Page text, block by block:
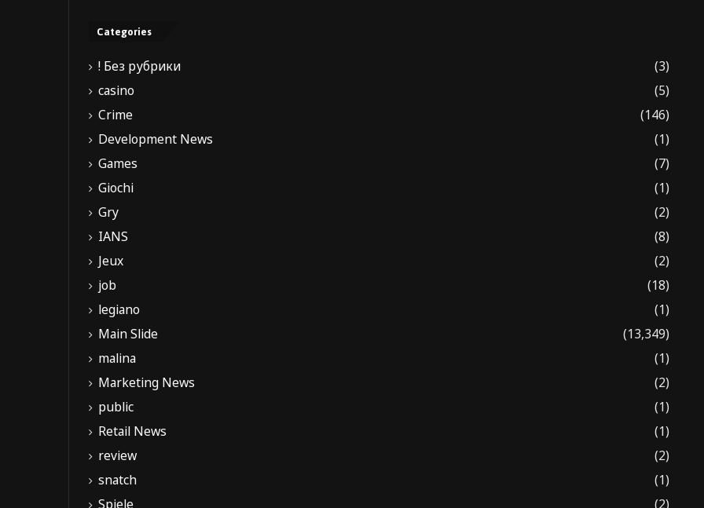
Categories
! Без рубрики
(3)
casino
(5)
Crime
(146)
Development News
(1)
Games
(7)
Giochi
(1)
Gry
(2)
IANS
(8)
Jeux
(2)
job
(18)
legiano
(1)
Main Slide
(13,349)
malina
(1)
Marketing News
(2)
public
(1)
Retail News
(1)
review
(2)
snatch
(1)
Spiele
(2)